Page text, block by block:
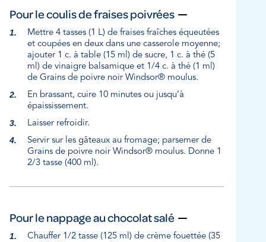
Pour le coulis de fraises poivrées
Mettre 4 tasses (1 L) de fraises fraîches équeutées
et coupées en deux dans une casserole moyenne;
ajouter 1 c. à table (15 ml) de sucre, 1 c. à thé (5
ml) de vinaigre balsamique et 1/4 c. à thé (1 ml)
de Grains de poivre noir Windsor® moulus.
En brassant, cuire 10 minutes ou jusqu’à
épaississement.
Laisser refroidir.
Servir sur les gâteaux au fromage; parsemer de
Grains de poivre noir Windsor® moulus. Donne 1
2/3 tasse (400 ml).
Pour le nappage au chocolat salé
Chauffer 1/2 tasse (125 ml) de crème fouettée (35